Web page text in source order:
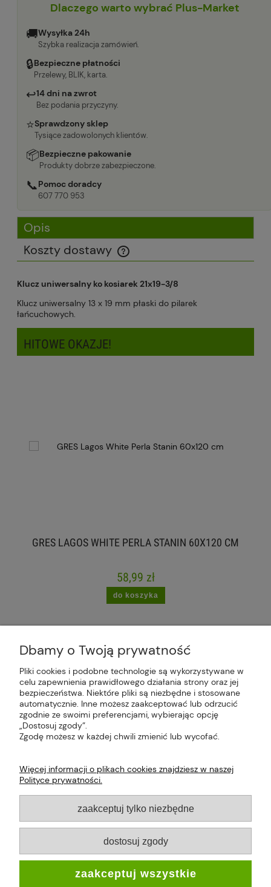
Dlaczego warto wybrać Plus-Market
🚚Wysyłka 24h
Szybka realizacja zamówień.
🔒Bezpieczne płatności
Przelewy, BLIK, karta.
↩14 dni na zwrot
Bez podania przyczyny.
⭐Sprawdzony sklep
Tysiące zadowolonych klientów.
📦Bezpieczne pakowanie
Produkty dobrze zabezpieczone.
📞Pomoc doradcy
607 770 953
Opis
Koszty dostawy
Cena nie zawiera ewentualnych kosztów płatności
Klucz uniwersalny ko kosiarek 21x19-3/8
Klucz uniwersalny 13 x 19 mm płaski do pilarek
łańcuchowych.
HITOWE OKAZJE!
GRES LAGOS WHITE PERLA STANIN 60X120 CM
58,99 zł
do koszyka
Plus Market Sp. z o.o. | Zakręcie 2K, 22-300
Krasnystaw, woj. lubelskie | sklep@plus-market.pl
| tel: 607 770 953 | NIP: 5170405164
O FIRMIE
INFORMACJE
Dbamy o Twoją prywatność
Pliki cookies i podobne technologie są wykorzystywane w
celu zapewnienia prawidłowego działania strony oraz jej
bezpieczeństwa. Niektóre pliki są niezbędne i stosowane
automatycznie. Inne możesz zaakceptować lub odrzucić
zgodnie ze swoimi preferencjami, wybierając opcję
„Dostosuj zgody”.
Zgodę możesz w każdej chwili zmienić lub wycofać.
Więcej informacji o plikach cookies znajdziesz w naszej
Polityce prywatności.
zaakceptuj tylko niezbędne
dostosuj zgody
zaakceptuj wszystkie